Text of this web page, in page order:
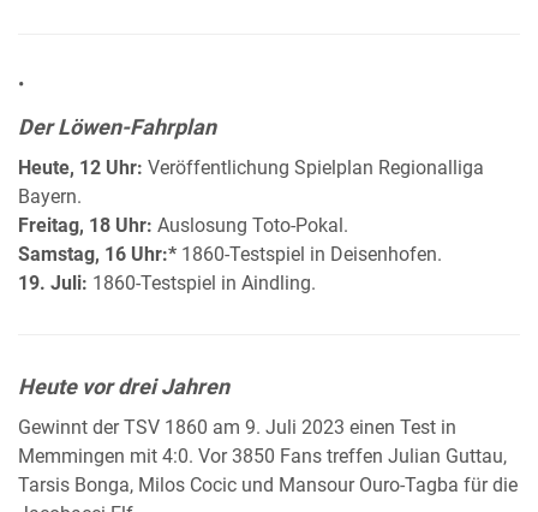
•
Der Löwen-Fahrplan
Heute, 12 Uhr: Veröffentlichung Spielplan Regionalliga
Bayern.
Freitag, 18 Uhr: Auslosung Toto-Pokal.
Samstag, 16 Uhr:* 1860-Testspiel in Deisenhofen.
19. Juli: 1860-Testspiel in Aindling.
Heute vor drei Jahren
Gewinnt der TSV 1860 am 9. Juli 2023 einen Test in
Memmingen mit 4:0. Vor 3850 Fans treffen Julian Guttau,
Tarsis Bonga, Milos Cocic und Mansour Ouro-Tagba für die